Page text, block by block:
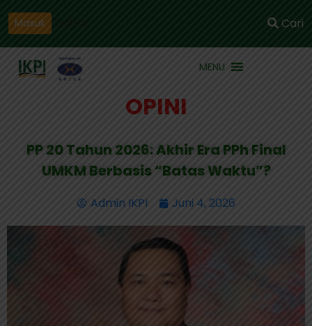
Masuk Cari
MENU
OPINI
PP 20 Tahun 2026: Akhir Era PPh Final
UMKM Berbasis “Batas Waktu”?
Admin IKPI Juni 4, 2026